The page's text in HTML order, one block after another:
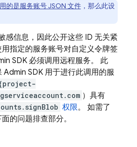
的是服务账号 JSON 文件，那么此设
感信息，因此公开这些 ID 无关紧
指定的服务账号对自定义令牌签
SDK 必须调用远程服务。 此
Admin SDK 用于进行此调用的服
）具有
权限。 如需了
的问题排查部分。